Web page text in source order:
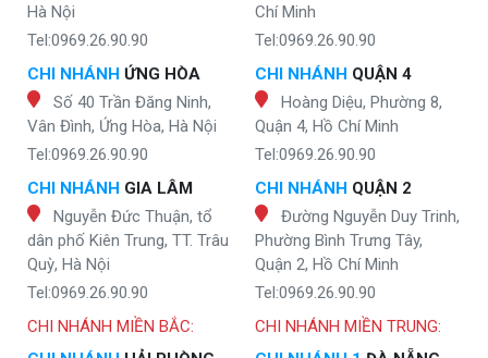
Hà Nội
Tel:0969.26.90.90
CHI NHÁNH ỨNG HÒA
Số 40 Trần Đăng Ninh,
Vân Đình, Ứng Hòa, Hà Nội
Tel:0969.26.90.90
CHI NHÁNH GIA LÂM
Nguyễn Đức Thuận, tổ
dân phố Kiên Trung, TT. Trâu
Quỳ, Hà Nội
Tel:0969.26.90.90
Chí Minh
Tel:0969.26.90.90
CHI NHÁNH QUẬN 4
Hoàng Diệu, Phường 8,
Quận 4, Hồ Chí Minh
Tel:0969.26.90.90
CHI NHÁNH QUẬN 2
Đường Nguyễn Duy Trinh,
Phường Bình Trưng Tây,
Quận 2, Hồ Chí Minh
Tel:0969.26.90.90
CHI NHÁNH MIỀN BẮC:
CHI NHÁNH MIỀN TRUNG: